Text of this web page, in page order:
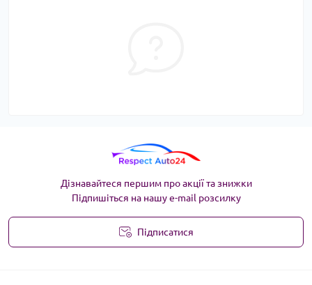
Дізнавайтеся першим про акції та знижки
Підпишіться на нашу e-mail розсилку
Підписатися